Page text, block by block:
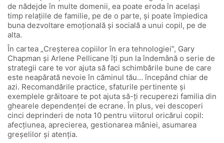
de nădejde în multe domenii, ea poate eroda în același
timp relațiile de familie, pe de o parte, și poate împiedica
buna dezvoltare emoțională și socială a unui copil, pe de
alta.
În cartea „Creșterea copiilor în era tehnologiei”, Gary
Chapman și Arlene Pellicane îți pun la îndemână o serie de
strategii care te vor ajuta să faci schimbările bune de care
este neapărată nevoie în căminul tău… începând chiar de
azi. Recomandările practice, sfaturile pertinente și
exemplele grăitoare te pot ajuta să-ți recuperezi familia din
ghearele dependenței de ecrane. În plus, vei descoperi
cinci deprinderi de nota 10 pentru viitorul oricărui copil:
afecțiunea, aprecierea, gestionarea mâniei, asumarea
greșelilor și atenția.